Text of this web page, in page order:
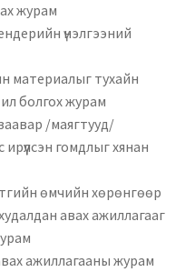
журам
үнэлгээний
материалыг тухайн
болгох журам
/маягтууд/
гомдлыг хянан
өмчийн хөрөнгөөр
авах ажиллагааг
ажиллагааны журам